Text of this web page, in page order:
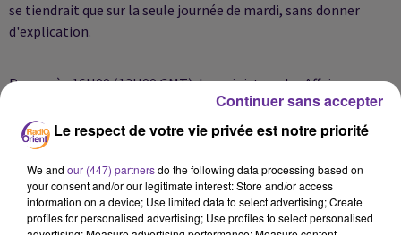
se tiendrait que sur la seule journée de mardi, sans donner
d'explication.
Peu après 16H00 (13H00 GMT), les ministres des Affaires
étrangères des six pays du CCG ont entamé une réunion
préparatoire au sommet, prévu à partir de 18H00 (15H00
GMT), a constaté un photographe de l'AFP.
La plupart des membres du CCG font partie de la coalition
internationale conduite par Washington et qui mène des
Le respect de votre vie privée est notre priorité
We and our (447) partnersdo the following data processing based on
your consent and/or our legitimate interest: Store and/or access
information on a device; Use limited data to select advertising; Create
profiles for personalised advertising; Use profiles to select personalised
Continuer sans accepter